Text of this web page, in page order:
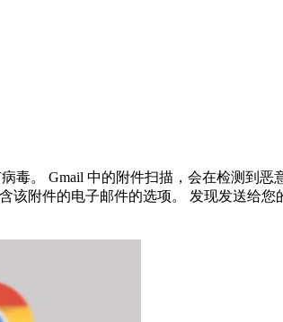
毒。 Gmail 中的附件扫描，会在检测到
该附件的电子邮件的选项。 发现发送给您